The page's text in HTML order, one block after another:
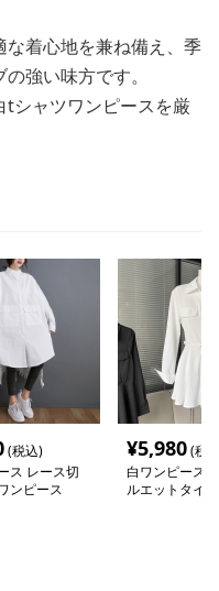
着心地を兼ね備え、季
強い味方です。
tシャツワンピースを厳
(税込)
ス レース切
ンピース
¥5,980(税
白ワンピース
ルエットタイ